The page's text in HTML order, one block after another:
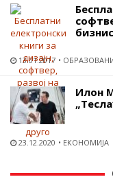
13.01.2017
Илон
23.12.2020 ЕКОНОМИЈА